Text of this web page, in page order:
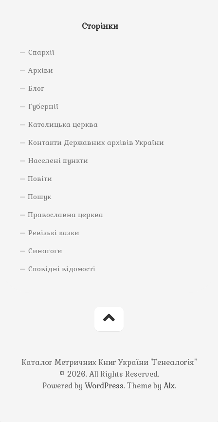
Сторінки
Єпархії
Архіви
Блог
Губернії
Католицька церква
Контакти Державних архівів України
Населені пункти
Повіти
Пошук
Православна церква
Ревізькі казки
Синагоги
Сповідні відомості
Каталог Метричних Книг України "Генеалогія"
© 2026. All Rights Reserved.
Powered by WordPress. Theme by Alx.